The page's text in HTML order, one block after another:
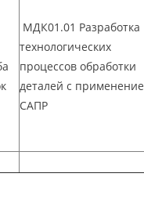
МДК01.01 Разработка
технологических
процессов обработки
деталей с
САПР